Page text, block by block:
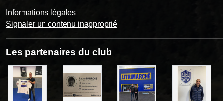
Informations légales
Signaler un contenu inapproprié
Les partenaires du club